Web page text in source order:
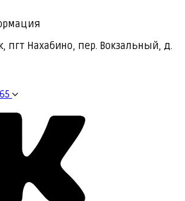
пгт Нахабино, пер. Вокзальный, д.